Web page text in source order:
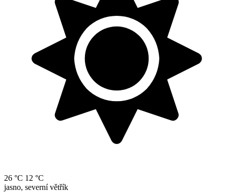
26 °C 12 °C
jasno, severní větřík